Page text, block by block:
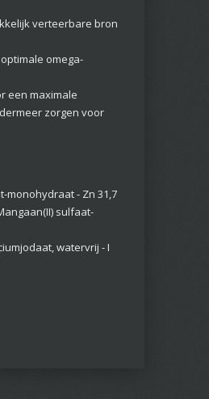
verteerbare bron
omega-
maximale
zorgen voor
- Zn 31,7
sulfaat-
watervrij - I